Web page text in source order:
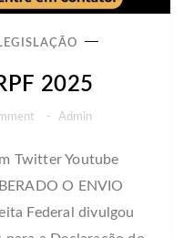
LEGISLAÇÃO
2025
- Admin
Twitter Youtube
O ENVIO
Federal divulgou